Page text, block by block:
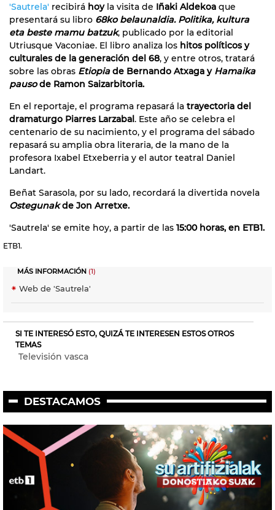
'Sautrela' recibirá hoyla visita de Iñaki Aldekoa que
presentará su libro 68ko belaunaldia. Politika, kultura
eta beste mamu batzuk, publicado por la editorial
Utriusque Vaconiae. El libro analiza los hitos políticos y
culturales de la generación del 68, y entre otros, tratará
sobre las obras Etiopiade Bernando Atxaga y Hamaika
pausode Ramon Saizarbitoria.
En el reportaje, el programa repasará la trayectoria del
dramaturgo Piarres Larzabal. Este año se celebra el
centenario de su nacimiento, y el programa del sábado
repasará su amplia obra literaria, de la mano de la
profesora Ixabel Etxeberria y el autor teatral Daniel
Landart.
Beñat Sarasola, por su lado, recordará la divertida novela
Ostegunakde Jon Arretxe.
'Sautrela' se emite hoy, a partir de las 15:00 horas, en ETB1.
ETB1.
MÁS INFORMACIÓN (1)
Web de 'Sautrela'
SI TE INTERESÓ ESTO, QUIZÁ TE INTERESEN ESTOS OTROS
TEMAS
Televisión vasca
DESTACAMOS